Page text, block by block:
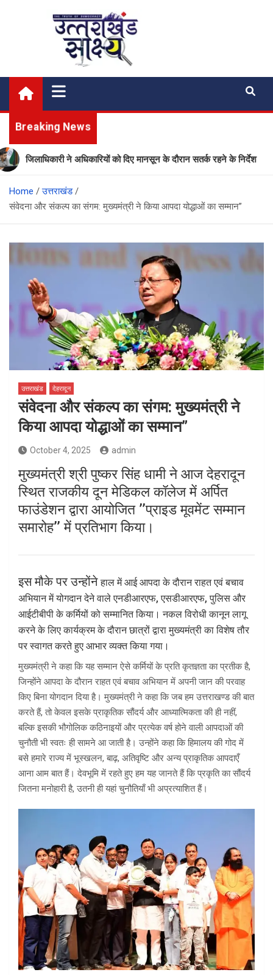
Uttarakhand Shakshya
My News Portal
Breaking News
ने अधिकारियों को दिए मानसून के दौरान सतर्क रहने के निर्देश
Home
उत्तराखंड
संवेदना और संकल्प का संगम: मुख्यमंत्री ने किया आपदा योद्धाओं का सम्मान”
उत्तराखंड देहरादून
संवेदना और संकल्प का संगम: मुख्यमंत्री ने
किया आपदा योद्धाओं का सम्मान”
October 4, 2025 admin
मुख्यमंत्री श्री पुष्कर सिंह धामी ने आज देहरादून
स्थित राजकीय दून मेडिकल कॉलेज में अर्पित
फाउंडेशन द्वारा आयोजित ’’प्राइड मूवमेंट सम्मान
समारोह’’ में प्रतिभाग किया।
इस मौके पर उन्होंनेहाल में आई आपदा के दौरान राहत एवं बचाव
अभियान में योगदान देने वाले एनडीआरएफ, एसडीआरएफ, पुलिस और
आईटीबीपी के कर्मियों को सम्मानित किया। नकल विरोधी कानून लागू
करने के लिए कार्यक्रम के दौरान छात्रों द्वारा मुख्यमंत्री का विशेष तौर
पर स्वागत करते हुए आभार व्यक्त किया गया।
मुख्यमंत्री ने कहा कि यह सम्मान ऐसे कर्मियों के प्रति कृतज्ञता का प्रतीक है,
जिन्होंने आपदा के दौरान राहत एवं बचाव अभियान में अपनी जान की परवाह
किए बिना योगदान दिया है। मुख्यमंत्री ने कहा कि जब हम उत्तराखण्ड की बात
करते हैं, तो केवल इसके प्राकृतिक सौंदर्य और आध्यात्मिकता की ही नहीं,
बल्कि इसकी भौगोलिक कठिनाइयों और प्रत्येक वर्ष होने वाली आपदाओं की
चुनौती भी स्वतः ही सामने आ जाती है। उन्होंने कहा कि हिमालय की गोद में
बसे हमारे राज्य में भूस्खलन, बाढ़, अतिवृष्टि और अन्य प्राकृतिक आपदाएँ
आना आम बात हैं। देवभूमि में रहते हुए हम यह जानते हैं कि प्रकृति का सौंदर्य
जितना मनोहारी है, उतनी ही यहां चुनौतियाँ भी अप्रत्याशित हैं।